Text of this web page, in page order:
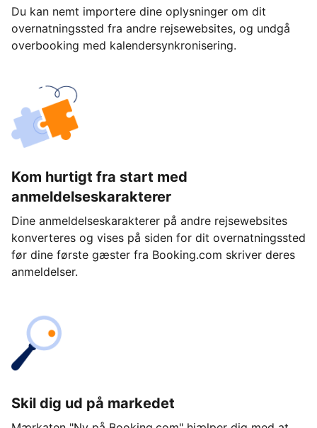
Du kan nemt importere dine oplysninger om dit
overnatningssted fra andre rejsewebsites, og undgå
overbooking med kalendersynkronisering.
Kom hurtigt fra start med
anmeldelseskarakterer
Dine anmeldelseskarakterer på andre rejsewebsites
konverteres og vises på siden for dit overnatningssted
før dine første gæster fra Booking.com skriver deres
anmeldelser.
Skil dig ud på markedet